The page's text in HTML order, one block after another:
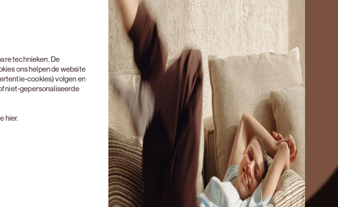
technieken. De
ons helpen de website
cookies) volgen en
niet-gepersonaliseerde
hier.